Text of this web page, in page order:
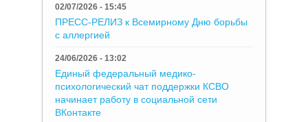
02/07/2026 - 15:45
ПРЕСС-РЕЛИЗ к Всемирному Дню борьбы
с аллергией
24/06/2026 - 13:02
Единый федеральный медико-
психологический чат поддержки КСВО
начинает работу в социальной сети
ВКонтакте